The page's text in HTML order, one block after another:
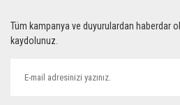
Tüm kampanya ve duyurulardan haberdar
kaydolunuz.